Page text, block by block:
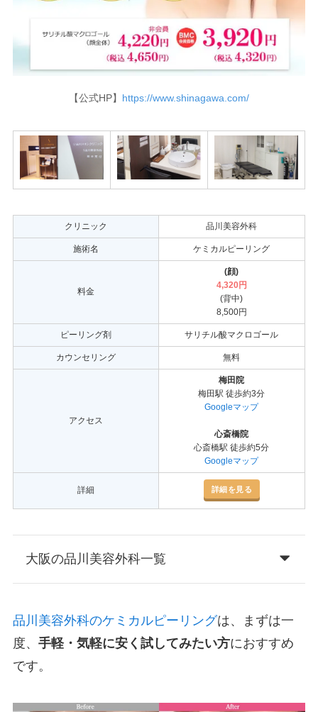
【公式HP】 https://www.shinagawa.com/
クリニック 品川美容外科
施術名 ケミカルピーリング
料金
(顔)
4,320円
(背中)
8,500円
ピーリング剤 サリチル酸マクロゴール
カウンセリング 無料
アクセス
梅田院
梅田駅 徒歩約3分
Googleマップ
心斎橋院
心斎橋駅 徒歩約5分
Googleマップ
詳細 詳細を見る
大阪の品川美容外科一覧
品川美容外科のケミカルピーリングは、まずは一
度、 手軽・気軽に安く試してみたい方におすすめ
です。